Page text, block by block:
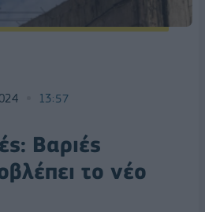
13:57
Βαριές
το νέο